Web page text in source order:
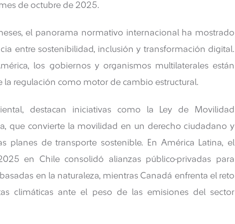
de octubre de 2025.
el panorama normativo internacional ha mostrado
entre sostenibilidad, inclusión y transformación digital.
los gobiernos y organismos multilaterales están
la regulación como motor de cambio estructural.
destacan iniciativas como la Ley de Movilidad
que convierte la movilidad en un derecho ciudadano y
planes de transporte sostenible. En América Latina, el
en Chile consolidó alianzas público-privadas para
en la naturaleza, mientras Canadá enfrenta el reto
climáticas ante el peso de las emisiones del sector